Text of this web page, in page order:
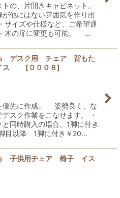
の、片開きキャビネット。
他にはない雰囲気を作り出
サイズや仕様など、ご希望通
木の扉に変更も可能。 …
デスク用 チェア 背もた
ス
[０００８]
優先に作成。 姿勢良く、な
スク作業をこなせます。 ・
同時購入の場合、1脚に付き
目以降 1脚に付き￥20…
子供用チェア 椅子 イス